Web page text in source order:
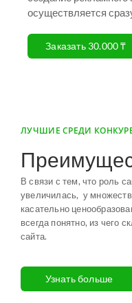
осуществляется
Заказать 30.000 ₸
ЛУЧШИЕ СРЕДИ
В связи с тем, что роль
увеличилась, у
касательно
всегда понятно, из чего
сайта.
Узнать больше